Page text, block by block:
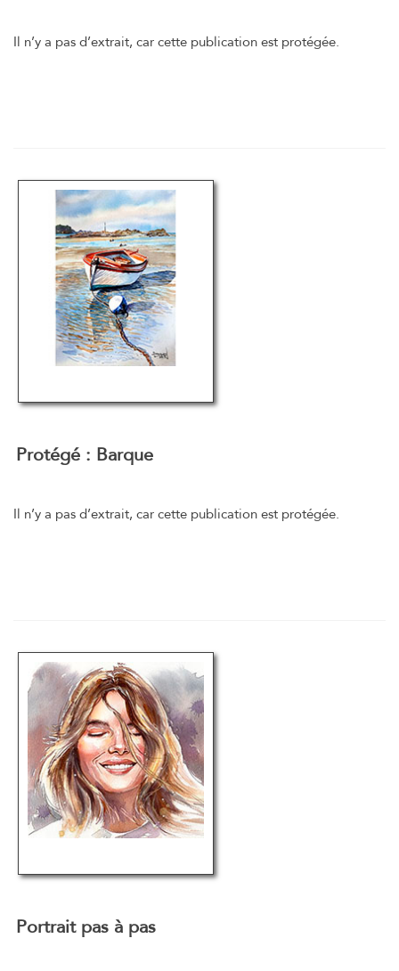
Il n’y a pas d’extrait, car cette publication est protégée.
Protégé : Barque
Il n’y a pas d’extrait, car cette publication est protégée.
Portrait pas à pas